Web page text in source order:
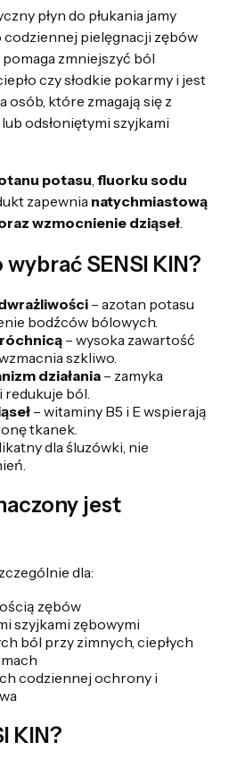
płyn do płukania jamy
codziennej pielęgnacji zębów
zmniejszyć ból
czy słodkie pokarmy i jest
osób, które zmagają się z
odsłoniętymi szyjkami
potasu, fluorku sodu
zapewnia natychmiastową
wzmocnienie dziąseł.
SENSI KIN?
– azotan potasu
bodźców bólowych.
– wysoka zawartość
szkliwo.
działania – zamyka
ból.
– witaminy B5 i E wspierają
tkanek.
dla śluzówki, nie
jest
dla:
zębów
szyjkami zębowymi
ból przy zimnych, ciepłych
codziennej ochrony i
KIN?